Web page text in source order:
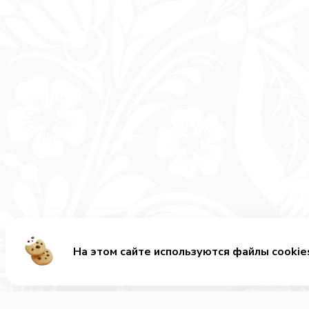
На этом сайте используются файлы